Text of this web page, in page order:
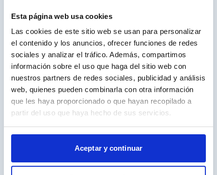
Esta página web usa cookies
Las cookies de este sitio web se usan para personalizar
el contenido y los anuncios, ofrecer funciones de redes
sociales y analizar el tráfico. Además, compartimos
información sobre el uso que haga del sitio web con
nuestros partners de redes sociales, publicidad y análisis
web, quienes pueden combinarla con otra información
que les haya proporcionado o que hayan recopilado a
partir del uso que haya hecho de sus servicios.
Aceptar y continuar
, especialmente en el mercado de
segunda mano. Esta diferencia de precio
hace que elTiguan sea ligeramente más
atractivo para familias que buscan un
coche espacioso, avanzado
tecnológicamente y a buen precio.
Sin embargo, si valoras eldiseño premium,
la tecnología avanzada y un enfoque más
deportivo, el Audi Q3 puede ser el claro
ganador, aunque su precio sea algo más
Actualmente, elAudi Q3 comienza en